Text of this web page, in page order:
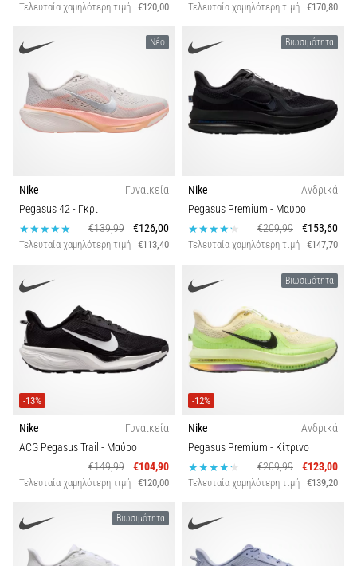
Τελευταία χαμηλότερη τιμή €120,00 Τελευταία χαμηλότερη τιμή €170,80
Νέο
Nike
Γυναικεία
Pegasus 42- Γκρι
€139,99
€126,00
Τελευταία χαμηλότερη τιμή €113,40
Βιωσιμότητα
Nike
Ανδρικά
Pegasus Premium - Μαύρο
€209,99
€153,60
Τελευταία χαμηλότερη τιμή €147,70
-13%
Nike
Γυναικεία
ACG Pegasus Trail - Μαύρο
€149,99
€104,90
Τελευταία χαμηλότερη τιμή €120,00
Βιωσιμότητα
-12%
Nike
Ανδρικά
Pegasus Premium - Κίτρινο
€209,99
€123,00
Τελευταία χαμηλότερη τιμή €139,20
Βιωσιμότητα